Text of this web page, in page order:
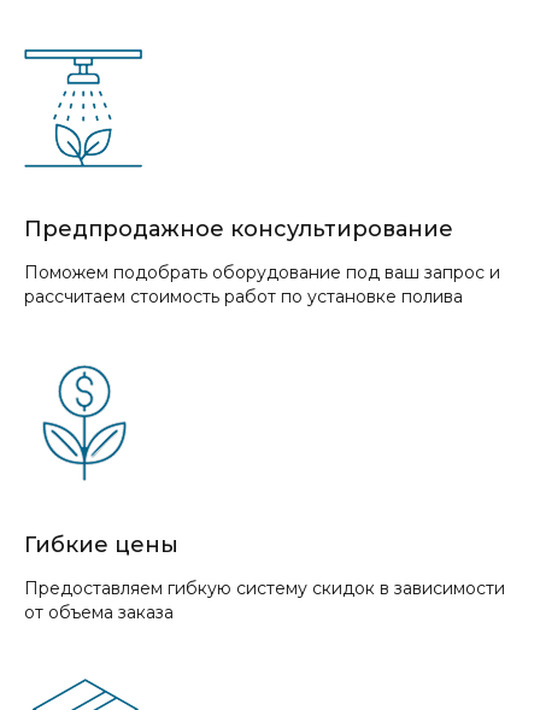
Предпродажное консультирование
Поможем подобрать оборудование под ваш запрос и
рассчитаем стоимость работ по установке полива
Гибкие цены
Предоставляем гибкую систему скидок в зависимости
от объема заказа